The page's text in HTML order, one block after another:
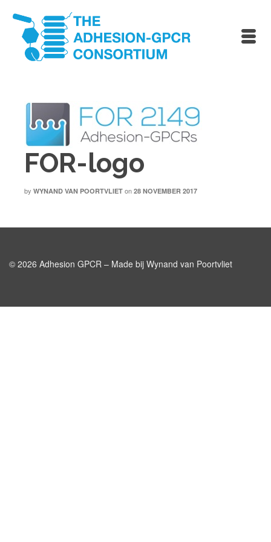
FOR-logo
by WYNAND VAN POORTVLIET on 28 NOVEMBER 2017
© 2026 Adhesion GPCR – Made bij Wynand van Poortvliet